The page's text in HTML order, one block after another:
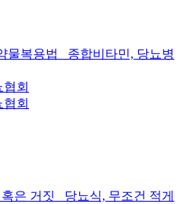
물복용법 _종합비타민, 당뇨병
회
회
은 거짓 _당뇨식, 무조건 적게